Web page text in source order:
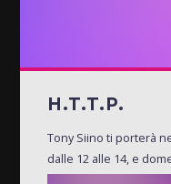
H.T.T.P.
Tony Siino ti porterà
dalle 12 alle 14, e